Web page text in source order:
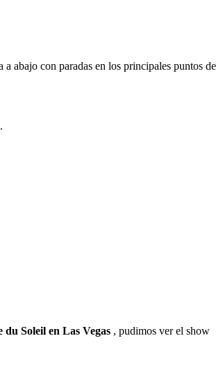
abajo con paradas en los principales puntos de
du Soleil en Las Vegas , pudimos ver el show